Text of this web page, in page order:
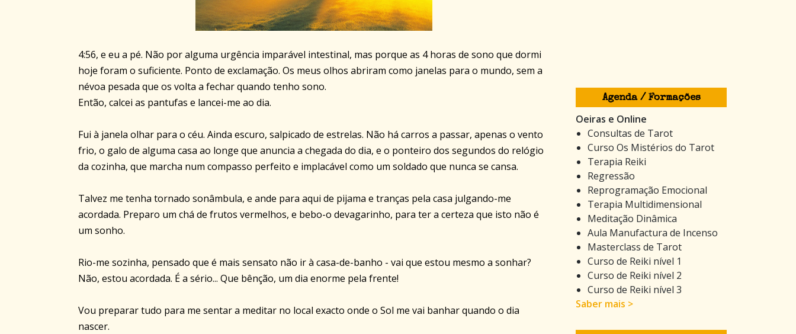
4:56, e eu a pé. Não por alguma urgência imparável intestinal, mas porque as 4 horas de sono que dormi
hoje foram o suficiente. Ponto de exclamação. Os meus olhos abriram como janelas para o mundo, sem a
névoa pesada que os volta a fechar quando tenho sono.
Então, calcei as pantufas e lancei-me ao dia.
Fui à janela olhar para o céu. Ainda escuro, salpicado de estrelas. Não há carros a passar, apenas o vento
frio, o galo de alguma casa ao longe que anuncia a chegada do dia, e o ponteiro dos segundos do relógio
da cozinha, que marcha num compasso perfeito e implacável como um soldado que nunca se cansa.
Talvez me tenha tornado sonâmbula, e ande para aqui de pijama e tranças pela casa julgando-me
acordada. Preparo um chá de frutos vermelhos, e bebo-o devagarinho, para ter a certeza que isto não é
um sonho.
Rio-me sozinha, pensado que é mais sensato não ir à casa-de-banho - vai que estou mesmo a sonhar?
Não, estou acordada. É a sério... Que bênção, um dia enorme pela frente!
Vou preparar tudo para me sentar a meditar no local exacto onde o Sol me vai banhar quando o dia
nascer.
Agenda / Formações
Oeiras e Online
Consultas de Tarot
Curso Os Mistérios do Tarot
Terapia Reiki
Regressão
Reprogramação Emocional
Terapia Multidimensional
Meditação Dinâmica
Aula Manufactura de Incenso
Masterclass de Tarot
Curso de Reiki nível 1
Curso de Reiki nível 2
Curso de Reiki nível 3
Saber mais >